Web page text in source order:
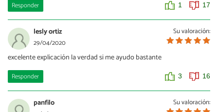
Responder 1 17
Su valoración:
lesly ortiz
29/04/2020
excelente explicación la verdad si me ayudo bastante
Responder 3 16
Su valoración:
panfilo